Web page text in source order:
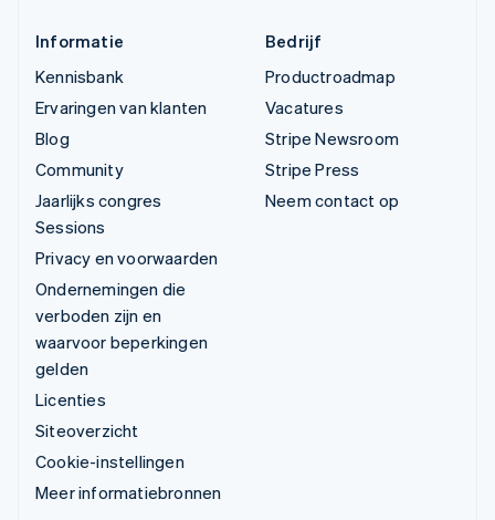
Informatie
Kennisbank
Ervaringen van klanten
Blog
Community
Jaarlijks congres
Sessions
Privacy en voorwaarden
Ondernemingen die
verboden zijn en
waarvoor beperkingen
gelden
Licenties
Siteoverzicht
Cookie-instellingen
Meer informatiebronnen
Bedrijf
Productroadmap
Vacatures
Stripe Newsroom
Stripe Press
Neem contact op